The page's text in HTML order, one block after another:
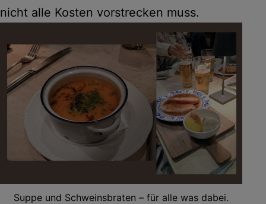
nicht alle Kosten vorstrecken muss.
Suppe und Schweinsbraten – für alle was dabei.